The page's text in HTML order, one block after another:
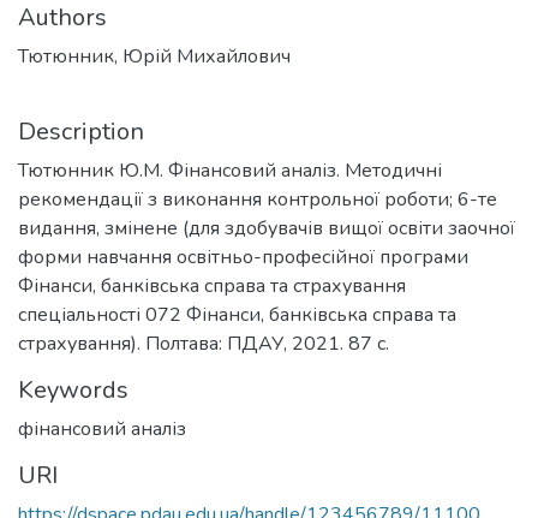
Authors
Тютюнник, Юрій Михайлович
Description
Тютюнник Ю.М. Фінансовий аналіз. Методичні
рекомендації з виконання контрольної роботи; 6-те
видання, змінене (для здобувачів вищої освіти заочної
форми навчання освітньо-професійної програми
Фінанси, банківська справа та страхування
спеціальності 072 Фінанси, банківська справа та
страхування). Полтава: ПДАУ, 2021. 87 с.
Keywords
фінансовий аналіз
URI